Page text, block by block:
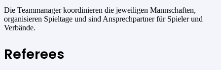
Die Teammanager koordinieren die jeweiligen Mannschaften,
organisieren Spieltage und sind Ansprechpartner für Spieler und
Verbände.
Referees